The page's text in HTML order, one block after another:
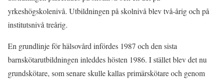
yrkeshögskolenivå. Utbildningen på skolnivå blev två-årig och på
institutsnivå treårig.
En grundlinje för hälsovård infördes 1987 och den sista
barnskötarutbildningen inleddes hösten 1986. I stället blev det nu
grundskötare, som senare skulle kallas primärskötare och genom